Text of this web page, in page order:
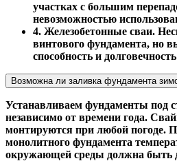
участках с большим
невозможностью
4. Железобетонные сваи.
винтового фундамента, но
способность и
Возможна ли заливка фундамента
Устанавливаем фундаменты под
независимо от времени года.
монтируются при любой погоде.
монолитного фундамента
окружающей среды должна быть